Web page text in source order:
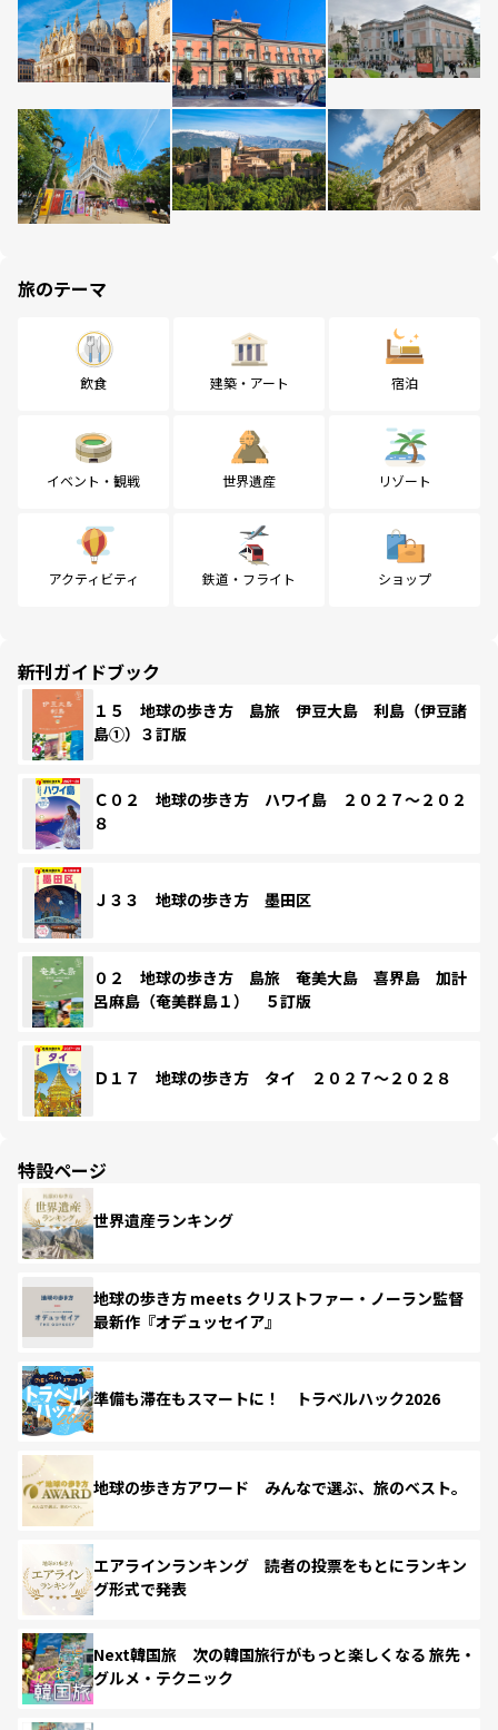
旅のテーマ
飲食 建築・アート 宿泊
イベント・観戦 世界遺産 リゾート
アクティビティ 鉄道・フライト ショップ
新刊ガイドブック
１５ 地球の歩き方 島旅 伊豆大島 利島（伊豆諸
島①）３訂版
Ｃ０２ 地球の歩き方 ハワイ島 ２０２７～２０２
８
Ｊ３３ 地球の歩き方 墨田区
０２ 地球の歩き方 島旅 奄美大島 喜界島 加計
呂麻島（奄美群島１） ５訂版
Ｄ１７ 地球の歩き方 タイ ２０２７～２０２８
特設ページ
世界遺産ランキング
地球の歩き方 meets クリストファー・ノーラン監督
最新作『オデュッセイア』
準備も滞在もスマートに！ トラベルハック2026
地球の歩き方アワード みんなで選ぶ、旅のベスト。
エアラインランキング 読者の投票をもとにランキン
グ形式で発表
Next韓国旅 次の韓国旅行がもっと楽しくなる 旅先・
グルメ・テクニック